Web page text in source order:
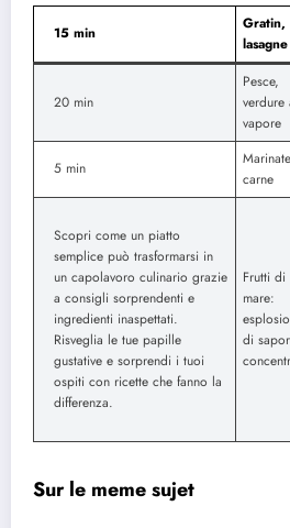
15 min
Gratin,
lasagne
20 min
Pesce,
verdure
vapore
5 min
carne
Scopri come un piatto
semplice può trasformarsi in
un capolavoro culinario grazie
a consigli sorprendenti e
ingredienti inaspettati.
Risveglia le tue papille
gustative e sorprendi i tuoi
ospiti con ricette che fanno la
differenza.
Frutti di
mare:
di
Sur le meme sujet